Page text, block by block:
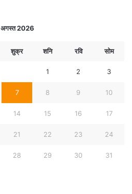
अगस्त 2026
शुक्र शनि रवि सोम
1 2 3
7 8 9 10
14 15 16 17
21 22 23 24
28 29 30 31